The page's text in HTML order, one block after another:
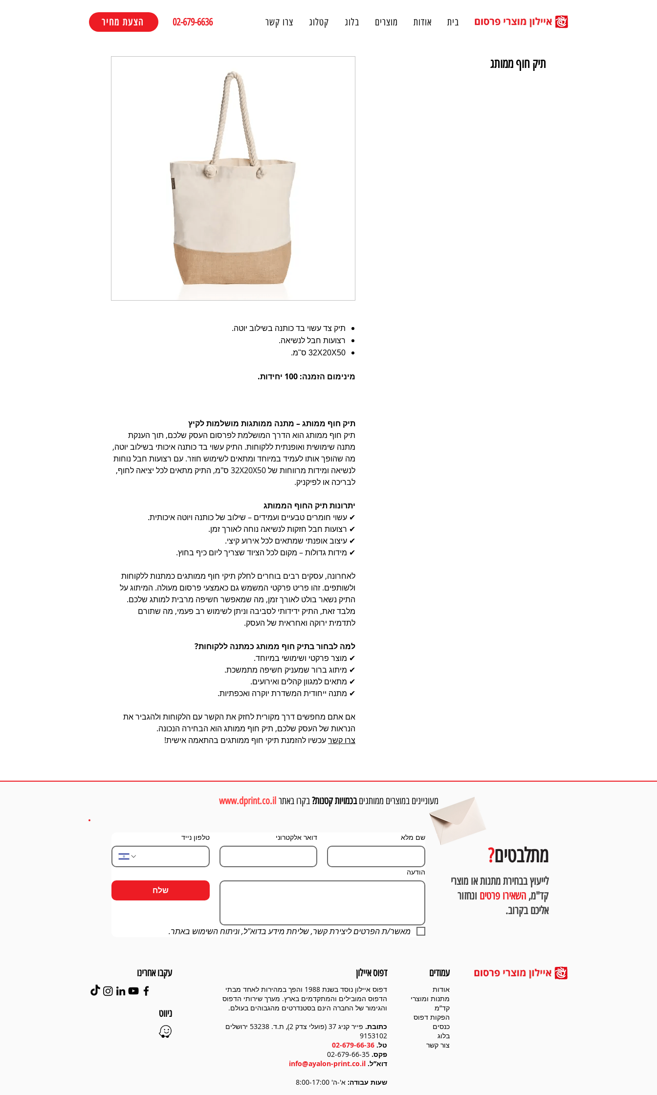
הצעת מחיר 02-679-6636 בית אודות מוצרים בלוג קטלוג צרו קשר
תיק צד עשוי בד כותנה בשילוב יוטה.
רצועות חבל לנשיאה.
32X20X50 ס"מ.
מינימום הזמנה: 100 יחידות.
תיק חוף ממותג – מתנה ממותגות מושלמות לקיץ
תיק חוף ממותג הוא הדרך המושלמת לפרסום העסק שלכם, תוך הענקת
מתנה שימושית ואופנתית ללקוחות. התיק עשוי בד כותנה איכותי בשילוב יוטה,
מה שהופך אותו לעמיד במיוחד ומתאים לשימוש חוזר. עם רצועות חבל נוחות
לנשיאה ומידות מרווחות של 32X20X50 ס"מ, התיק מתאים לכל יציאה לחוף,
לבריכה או לפיקניק.
יתרונות תיק החוף הממותג
✔ עשוי חומרים טבעיים ועמידים – שילוב של כותנה ויוטה איכותית.
✔ רצועות חבל חזקות לנשיאה נוחה לאורך זמן.
✔ עיצוב אופנתי שמתאים לכל אירוע קיצי.
✔ מידות גדולות – מקום לכל הציוד שצריך ליום כיף בחוץ.
לאחרונה, עסקים רבים בוחרים לחלק תיקי חוף ממותגים כמתנות ללקוחות
ולשותפים. זהו פריט פרקטי המשמש גם כאמצעי פרסום מעולה. המיתוג על
התיק נשאר בולט לאורך זמן, מה שמאפשר חשיפה מרבית למותג שלכם.
מלבד זאת, התיק ידידותי לסביבה וניתן לשימוש רב פעמי, מה שתורם
לתדמית ירוקה ואחראית של העסק.
למה לבחור בתיק חוף ממותג כמתנה ללקוחות?
✔ מוצר פרקטי ושימושי במיוחד.
✔ מיתוג ברור שמעניק חשיפה מתמשכת.
✔ מתאים למגוון קהלים ואירועים.
✔ מתנה ייחודית המשדרת יוקרה ואכפתיות.
אם אתם מחפשים דרך מקורית לחזק את הקשר עם הלקוחות ולהגביר את
הנראות של העסק שלכם, תיק חוף ממותג הוא הבחירה הנכונה.
צרו קשרעכשיו להזמנת תיקי חוף ממותגים בהתאמה אישית!
תיק חוף ממותג
שם מלא דואר אלקטרוני טלפון נייד
הודעה
שלח
מאשר/ת הפרטים ליצירת קשר, שליחת מידע בדוא"ל, וניתוח השימוש באתר.
מתלבטים?
לייעוץ בבחירת מתנות או מוצרי
קד"מ, השאירו פרטים ונחזור
אליכם בקרוב.
מעוניינים במוצרים ממותגיםבכמויות קטנות?בקרו באתר www.dprint.co.il
עקבו אחרינו
ניווט
דפוס איילון
דפוס איילון נוסד בשנת 1988 והפך במהירות לאחד מבתי
הדפוס המובילים והמתקדמים בארץ. מערך שירותי הדפוס
והגימור של החברה הינם בסטנדרטים מהגבוהים בעולם.
כתובת.
פייר קניג 37 (פועלי צדק 2), ת.ד. 53238 ירושלים
9153102
טל. 02-679-66-36
פקס. 02-679-66-35
דוא”ל. info@ayalon-print.co.il
שעות עבודה: א'-ה' 8:00-17:00
עמודים
אודות
מתנות ומוצרי
קד”מ
הפקות דפוס
כנסים
בלוג
צור קשר